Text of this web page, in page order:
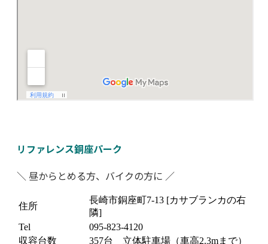
リファレンス銅座パーク
＼ 昼からとめる方、バイクの方に ／
住所
長崎市銅座町7-13 [カサブランカの右
隣]
Tel
095-823-4120
収容台数
357台 立体駐車場（車高2.3mまで）